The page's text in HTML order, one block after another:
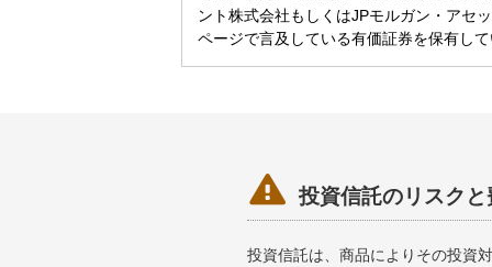
ント株式会社もしくはJPモルガン・アセ
ページで言及している有価証券を保有し
 投資信託のリスク
投資信託は、商品によりその投資